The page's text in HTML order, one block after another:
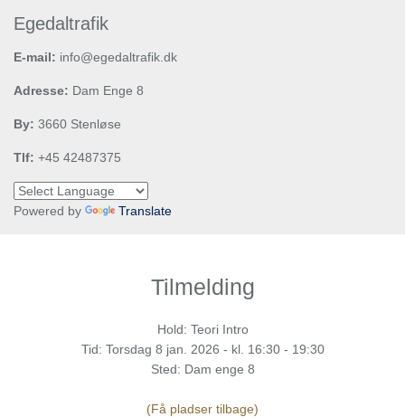
Egedaltrafik
E-mail: info@egedaltrafik.dk
Adresse: Dam Enge 8
By: 3660 Stenløse
Tlf: +45 42487375
Powered by Translate
Tilmelding
Hold: Teori Intro
Tid: Torsdag 8 jan. 2026 - kl. 16:30 - 19:30
Sted: Dam enge 8
(Få pladser tilbage)